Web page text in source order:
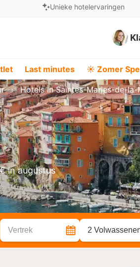
Unieke hotelervaringen
Last minutes ☀️ Zomer
in augustus
Hotels in Saintes-Maries-de-la-
Vertrek 2